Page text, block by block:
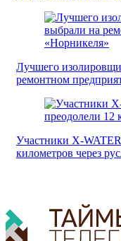
Лучшего
ремонтном
Участники X-
километров через